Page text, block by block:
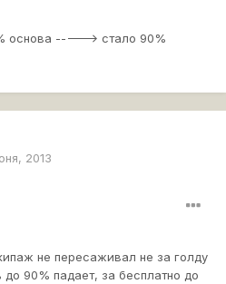
основа -----> стало 90%
2013
не пересаживал не за голду
90% падает, за бесплатно до